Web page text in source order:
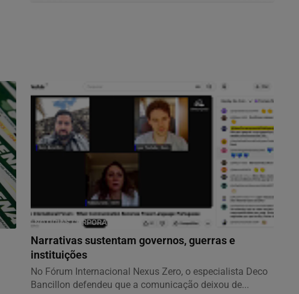
NOTÍCIAS CORPORATIVAS
Narrativas sustentam governos, guerras e
instituições
No Fórum Internacional Nexus Zero, o especialista Deco
Bancillon defendeu que a comunicação deixou de...